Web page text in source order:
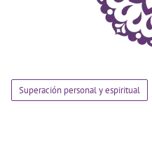
Superación personal y espiritual